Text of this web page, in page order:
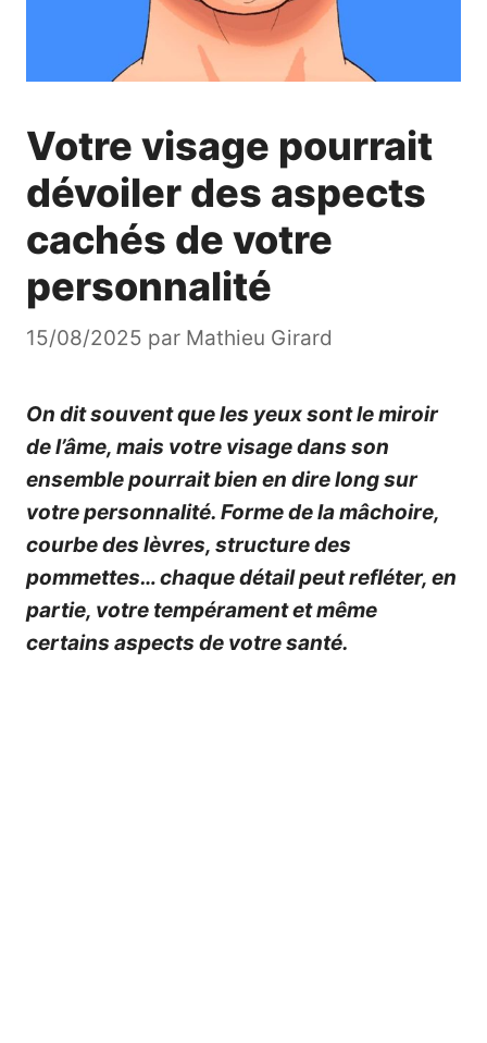
Votre visage pourrait
dévoiler des aspects
cachés de votre
personnalité
15/08/2025 par Mathieu Girard
On dit souvent que les yeux sont le miroir
de l’âme, mais votre visage dans son
ensemble pourrait bien en dire long sur
votre personnalité. Forme de la mâchoire,
courbe des lèvres, structure des
pommettes… chaque détail peut refléter, en
partie, votre tempérament et même
certains aspects de votre santé.